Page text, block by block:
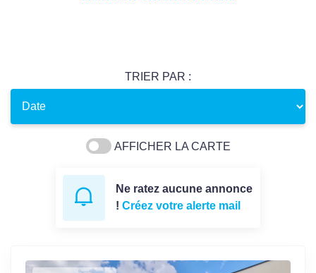
TRIER PAR :
AFFICHER LA CARTE
Ne ratez aucune annonce
! Créez votre alerte mail